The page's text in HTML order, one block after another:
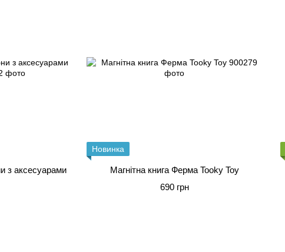
з аксесуарами
Новинка
Магнітна книга Ферма Tooky Toy
690 грн